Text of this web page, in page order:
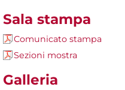
Sala stampa
Comunicato stampa
Sezioni mostra
Galleria